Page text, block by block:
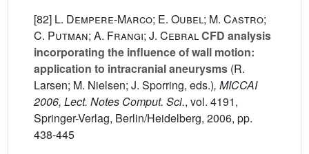
[82] L. Dempere-Marco; E. Oubel; M. Castro;
C. Putman; A. Frangi; J. CebralCFD analysis
incorporating the influence of wall motion:
application to intracranial aneurysms (R.
Larsen; M. Nielsen; J. Sporring, eds.), MICCAI
2006, Lect. Notes Comput. Sci., vol. 4191,
Springer-Verlag, Berlin/Heidelberg, 2006, pp.
438-445